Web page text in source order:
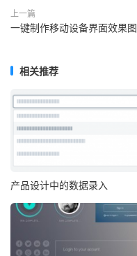
上一篇
一键制作移动设备界面效果图
相关推荐
产品设计中的数据录入